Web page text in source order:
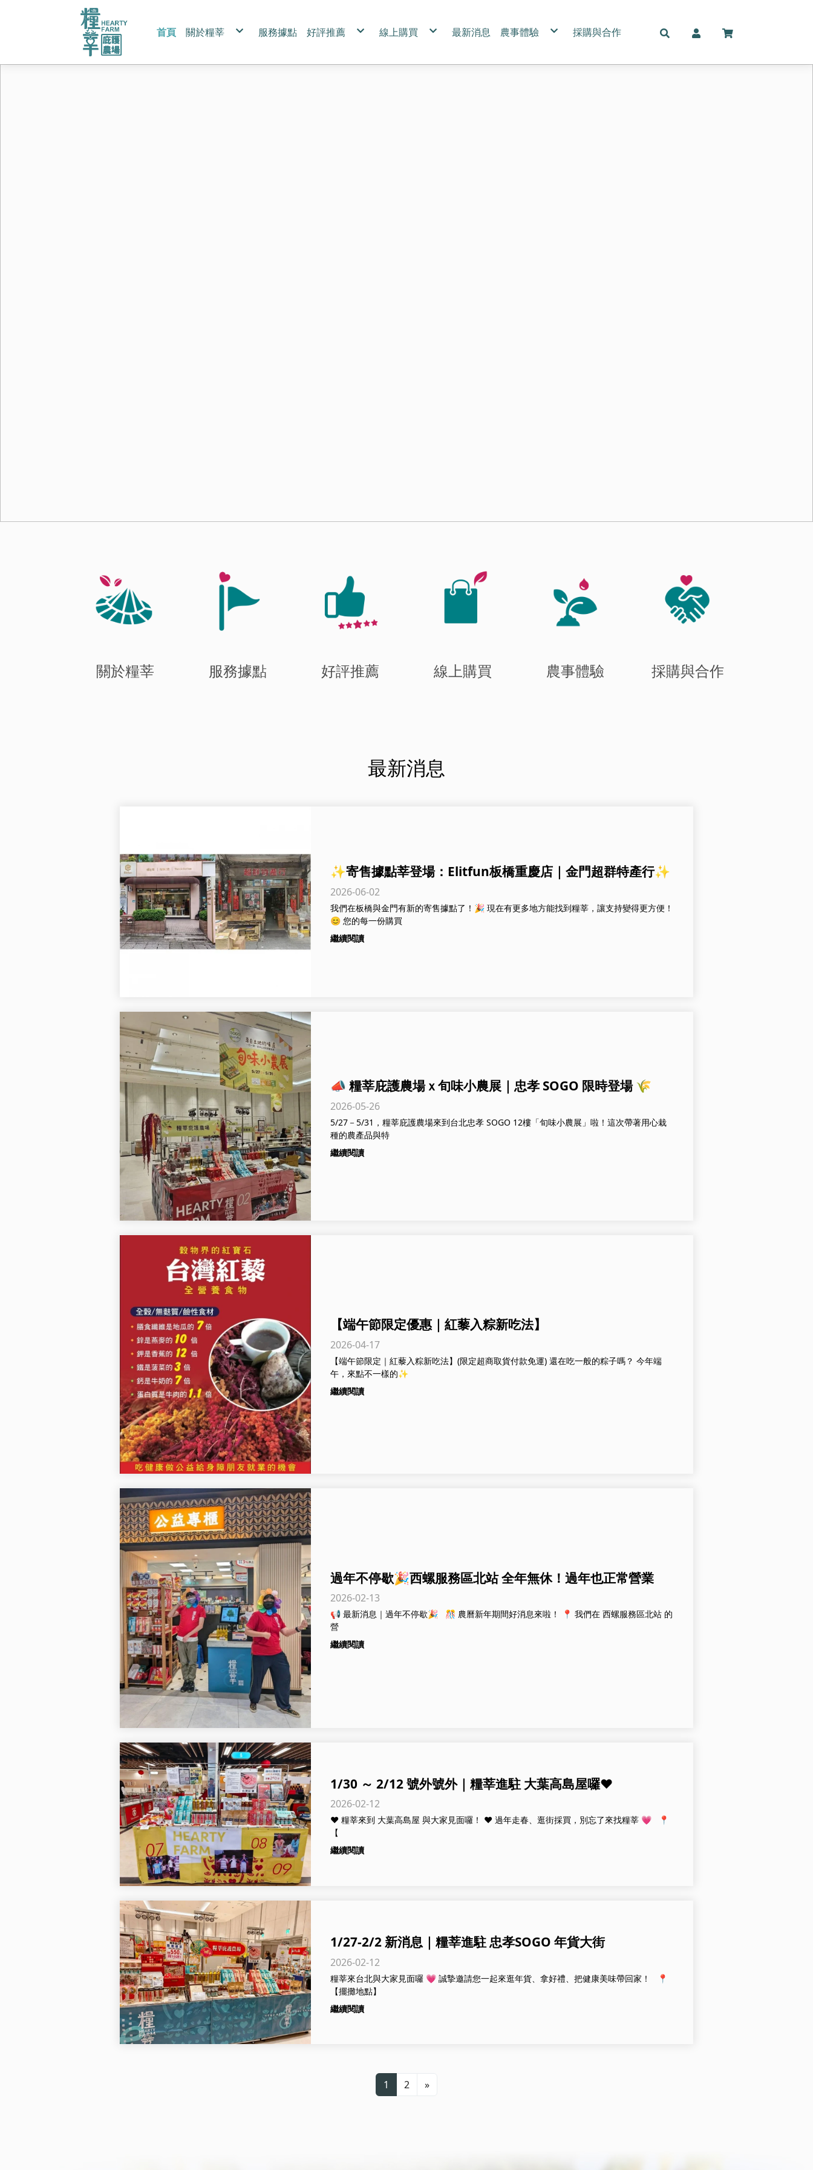
首頁 關於糧莘 服務據點 好評推薦 線上購買
禮盒
最新消息 農事體驗 採購與合作
關於糧莘 服務據點 好評推薦 線上購買 農事體驗 採購與合作
最新消息
✨寄售據點莘登場：Elitfun板橋重慶店｜金門超群特產行✨
2026-06-02
我們在板橋與金門有新的寄售據點了！🎉 現在有更多地方能找到糧莘，讓支持變得更方便！
😊 您的每一份購買
繼續閱讀
📣 糧莘庇護農場ｘ旬味小農展｜忠孝 SOGO 限時登場 🌾
2026-05-26
5/27－5/31，糧莘庇護農場來到台北忠孝 SOGO 12樓「旬味小農展」啦！這次帶著用心栽
種的農產品與特
繼續閱讀
【端午節限定優惠｜紅藜入粽新吃法】
2026-04-17
【端午節限定｜紅藜入粽新吃法】(限定超商取貨付款免運) 還在吃一般的粽子嗎？ 今年端
午，來點不一樣的✨
繼續閱讀
過年不停歇🎉西螺服務區北站 全年無休！過年也正常營業
哦！
2026-02-13
📢 最新消息｜過年不停歇🎉 🎊 農曆新年期間好消息來啦！ 📍 我們在 西螺服務區北站 的
營
繼續閱讀
1/30 ～ 2/12 號外號外｜糧莘進駐 大葉高島屋囉❤️
2026-02-12
❤️ 糧莘來到 大葉高島屋 與大家見面囉！ ❤️ 過年走春、逛街採買，別忘了來找糧莘 💗 📍
【
繼續閱讀
1/27-2/2 新消息｜糧莘進駐 忠孝SOGO 年貨大街
2026-02-12
糧莘來台北與大家見面囉 💗 誠摯邀請您一起來逛年貨、拿好禮、把健康美味帶回家！ 📍
【擺攤地點】
繼續閱讀
1 2 »